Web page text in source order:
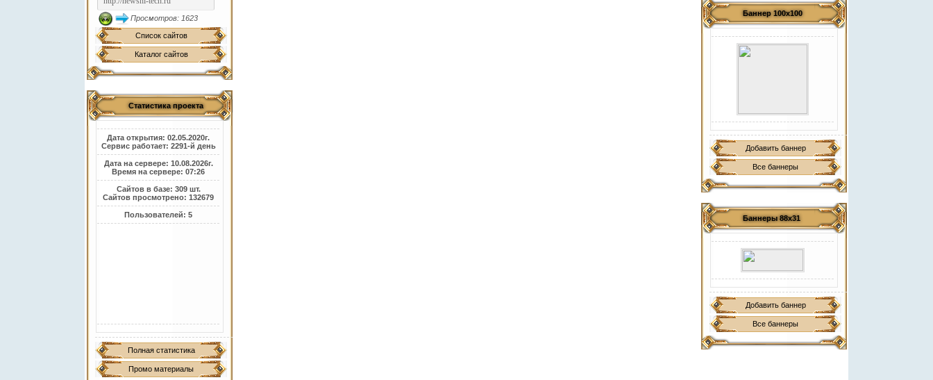
Просмотров: 1623
Список сайтов
Каталог сайтов
Статистика проекта
Дата открытия: 02.05.2020г.
Сервис работает: 2291-й день
Дата на сервере: 10.08.2026г.
Время на сервере: 07:26
Сайтов в базе: 309 шт.
Сайтов просмотрено: 132679
Пользователей: 5
Полная статистика
Промо материалы
Баннер 100х100
Добавить баннер
Все баннеры
Баннеры 88х31
Добавить баннер
Все баннеры